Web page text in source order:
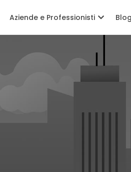
Aziende e Professionisti Blog